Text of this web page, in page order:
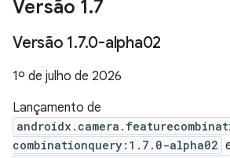
Versão 1.7
Versão 1.7.0-alpha02
1º de julho de 2026
Lançamento de
combinationquery:1.7.0-alpha02